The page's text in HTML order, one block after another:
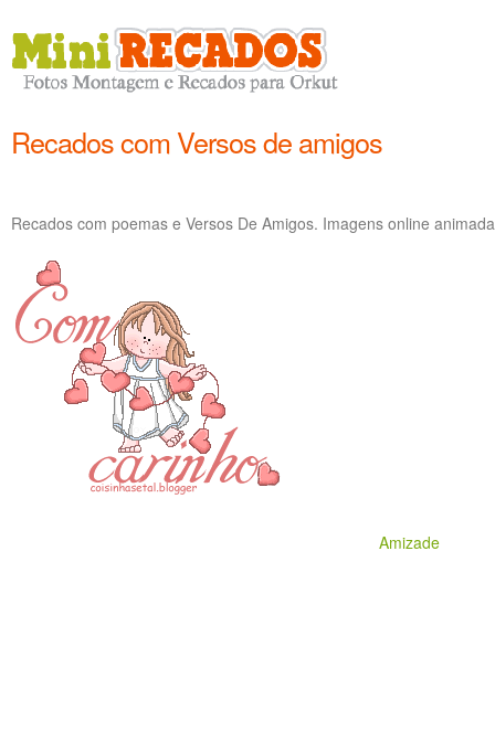
Recados com Versos de amigos
Recados com poemas e Versos De Amigos. Imagens online
Amizade